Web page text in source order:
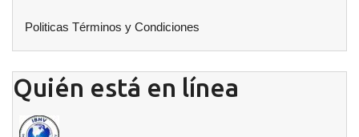
Politicas Términos y Condiciones
Quién está en línea